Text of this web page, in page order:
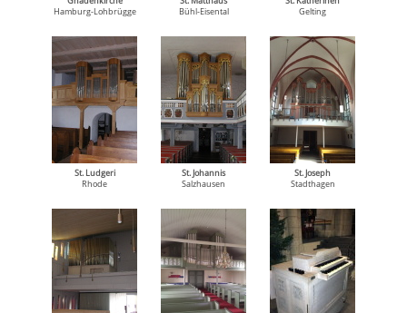
Hamburg-Lohbrügge
Bühl-Eisental
Gelting
St. Ludgeri
Rhode
St. Johannis
Salzhausen
St. Joseph
Stadthagen